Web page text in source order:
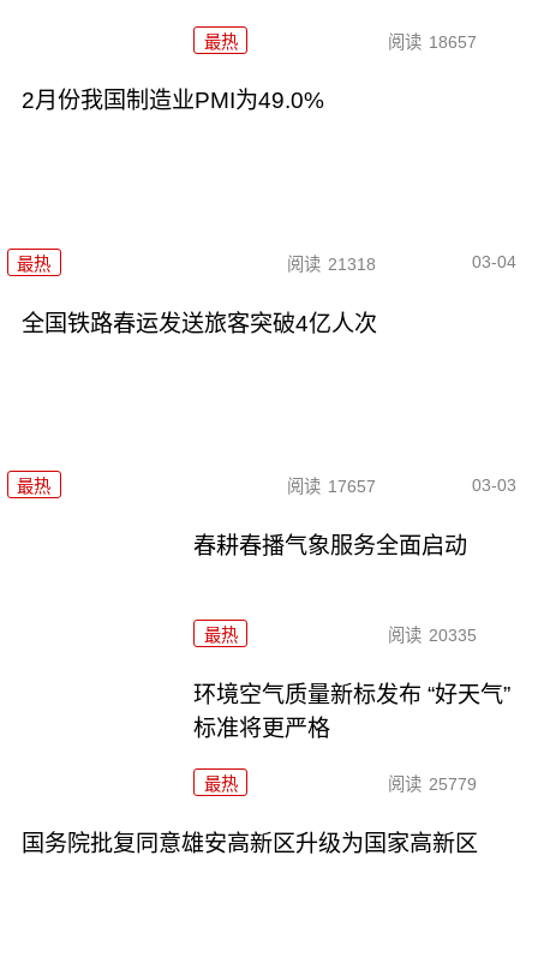
最热 阅读 18657
2月份我国制造业PMI为49.0%
最热 阅读 21318 03-04
全国铁路春运发送旅客突破4亿人次
最热 阅读 17657 03-03
春耕春播气象服务全面启动
最热 阅读 20335
环境空气质量新标发布 “好天气”
标准将更严格
最热 阅读 25779
国务院批复同意雄安高新区升级为国家高新区